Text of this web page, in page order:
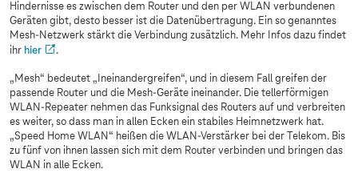
Hindernisse es zwischen dem Router und den per WLAN verbundenen
Geräten gibt, desto besser ist die Datenübertragung. Ein so genanntes
Mesh-Netzwerk stärkt die Verbindung zusätzlich. Mehr Infos dazu findet
ihr hier .
„Mesh“ bedeutet „Ineinandergreifen“, und in diesem Fall greifen der
passende Router und die Mesh-Geräte ineinander. Die tellerförmigen
WLAN-Repeater nehmen das Funksignal des Routers auf und verbreiten
es weiter, so dass man in allen Ecken ein stabiles Heimnetzwerk hat.
„Speed Home WLAN“ heißen die WLAN-Verstärker bei der Telekom. Bis
zu fünf von ihnen lassen sich mit dem Router verbinden und bringen das
WLAN in alle Ecken.